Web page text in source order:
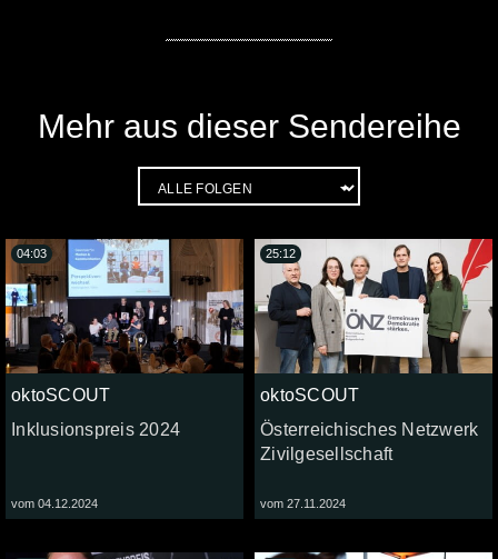
Mehr aus dieser Sendereihe
oktoSCOUT
Inklusionspreis 2024
vom 04.12.2024
04:03
oktoSCOUT
Österreichisches Netzwerk
Zivilgesellschaft
vom 27.11.2024
25:12